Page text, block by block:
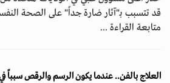
قد تتسبب بـ"آثار ضارة جداً" على الصحة
متابعة القراءة ...
العلاج بالفن.. عندما يكون الرسم والرقص سبباً